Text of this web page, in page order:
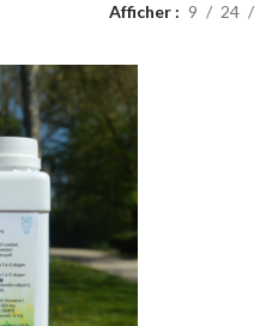
Afficher 9 24